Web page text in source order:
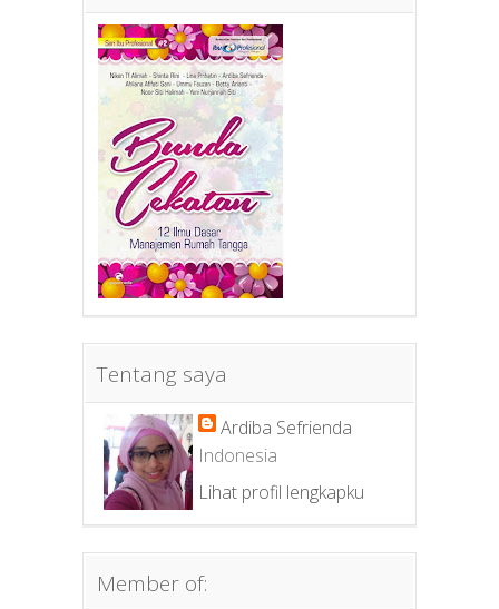
Tentang saya
Ardiba Sefrienda
Indonesia
Lihat profil lengkapku
Member of: